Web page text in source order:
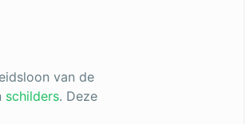
van de
schilders. Deze